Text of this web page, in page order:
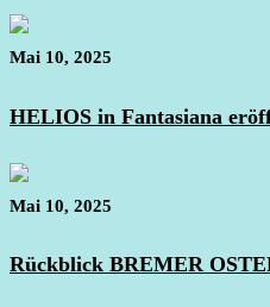
Mai 10, 2025
HELIOS in Fantasiana
Mai 10, 2025
Rückblick BREMER